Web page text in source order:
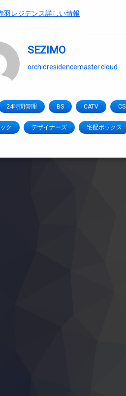
羽レジデンス詳しい情報
SEZIMO
orchidresidencemaster.cloud
24時間管理 BS CATV CS
ク デザイナーズ 宅配ボックス